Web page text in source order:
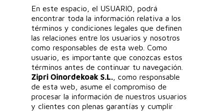
En este espacio, el USUARIO, podrá
encontrar toda la información relativa a los
términos y condiciones legales que definen
las relaciones entre los usuarios y nosotros
como responsables de esta web. Como
usuario, es importante que conozcas estos
términos antes de continuar tu navegación.
Zipri Oinordekoak S.L. , como responsable
de esta web, asume el compromiso de
procesar la información de nuestros usuarios
y clientes con plenas garantías y cumplir